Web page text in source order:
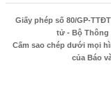
Giấy phép số 80/GP-
tử - Bộ Thông
Cấm sao chép dưới mọi
của Báo